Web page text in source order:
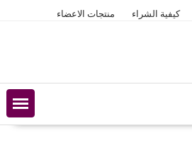
كيفية الشراء منتجات الاعضاء